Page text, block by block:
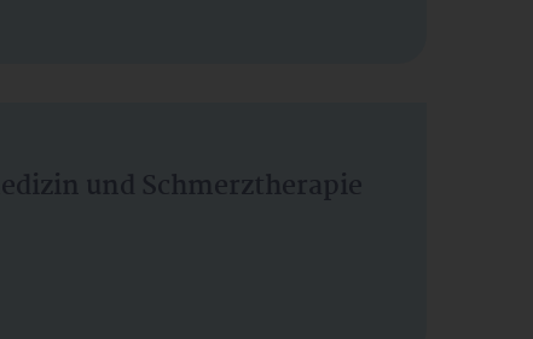
und Schmerztherapie